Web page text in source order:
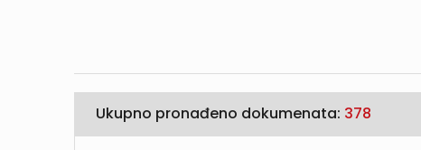
Ukupno pronađeno dokumenata: 378